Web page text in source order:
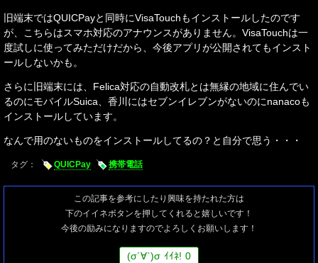
旧端末ではQUICPayと同時にVisaTouchもインストールしたのです
が、こちらはスマホ対応のアナウンスがありません。VisaTouchは一
度試しに使ってみただけだから、今後アプリが公開されてもインスト
ールしないかも。
さらに旧端末には、Felica対応の自動改札とは無縁の地域に住んでい
るのにモバイルSuica、香川にはセブンイレブンがないのにnanacoも
インストールしています。
なんで用のないものをインストールしてるの？と自分で思う・・・
タグ： QUICPay 携帯電話
この記事を参考にしたり興味を持たれた方は
下のイイネボタンを押してくれると嬉しいです！
今後の励みになりますのでよろしくお願いします！
(σ´∀`)σ ｲｲﾈ! 0